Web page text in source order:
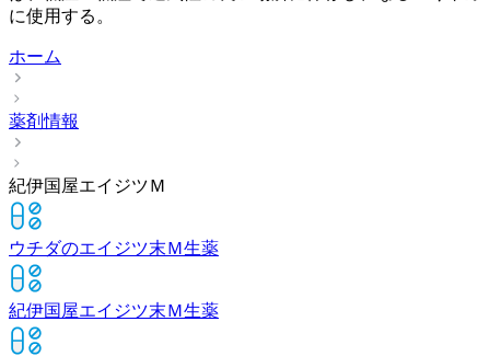
に使用する。
ホーム
薬剤情報
紀伊国屋エイジツＭ
ウチダのエイジツ末Ｍ生薬
紀伊国屋エイジツ末Ｍ生薬